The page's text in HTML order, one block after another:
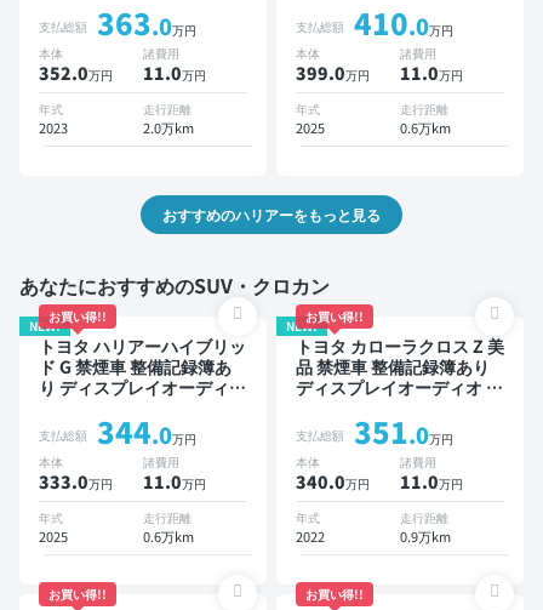
ンナーミラー オートクルー
ズ スマートキー ETC 電動
バックドア バックモニター
ドライブレコーダー フルエ
アロ 衝突軽減
支払総額 363.0万円
本体
352.0万円
諸費用
11.0万円
年式
2023
走行距離
2.0万km
モニター デジタルインナー
ミラー オートクルーズ ス
マートキー ETC 電動バッ
クドア バックモニター ド
ライブレコーダー 衝突軽減
支払総額 410.0万円
本体
399.0万円
諸費用
11.0万円
年式
2025
走行距離
0.6万km
おすすめのハリアーをもっと見る
あなたにおすすめのSUV・クロカン
NEW!
お買い得!!
トヨタ ハリアーハイブリッ
ド G 禁煙車 整備記録簿あ
り ディスプレイオーディオ
ニター デジタルインナーミ
ラー オートクルーズ ワイ
ヤレスキー ETC 電動バッ
クドア バックモニター 全
方位カメラ ドライブレコー
ダー 衝突軽減
支払総額 344.0万円
本体
333.0万円
諸費用
11.0万円
年式
2025
走行距離
0.6万km
NEW!
お買い得!!
トヨタ カローラクロス Z 美
品 禁煙車 整備記録簿あり
ディスプレイオーディオ ※
スポットモニター オートク
ルーズ スマートキー ETC
電動バックドア バックモニ
ター 全方位カメラ ドライ
ブレコーダー 衝突軽減
支払総額 351.0万円
本体
340.0万円
諸費用
11.0万円
年式
2022
走行距離
0.9万km
お買い得!! お買い得!!